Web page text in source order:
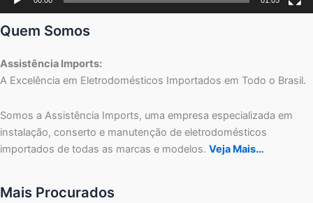
Quem Somos
Assistência Imports:
A Excelência em Eletrodomésticos Importados em Todo o Brasil.
Somos a Assistência Imports, uma empresa especializada em
instalação, conserto e manutenção de eletrodomésticos
importados de todas as marcas e modelos. Veja Mais…
Mais Procurados